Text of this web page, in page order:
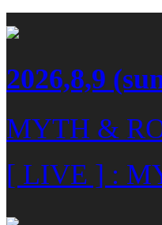
2026,8,9
MYTH &
[ LIVE ] :